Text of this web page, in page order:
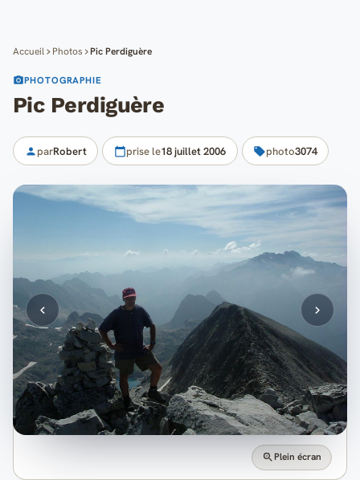
Accueil Photos Pic Perdiguère
PHOTOGRAPHIE
Pic Perdiguère
parRobert prise le18 juillet 2006 photo3074
Plein écran